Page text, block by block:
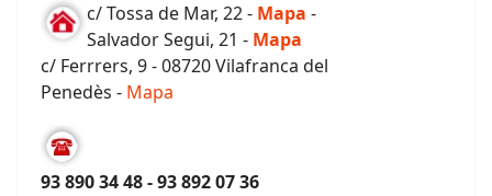
c/ Tossa de Mar, 22 - Mapa -
Salvador Segui, 21 - Mapa
c/ Ferrrers, 9 - 08720 Vilafranca del
Penedès - Mapa
93 890 34 48 - 93 892 07 36